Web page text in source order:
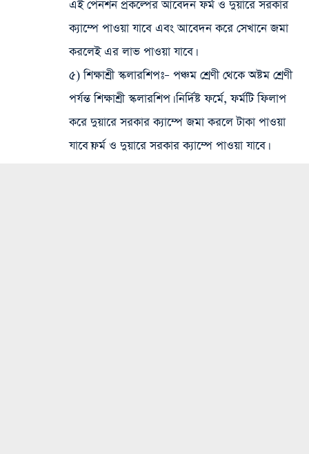
এই পেনশন প্রকল্পের আবেদন ফর্ম ও দুয়ারে সরকার
ক্যাম্পে পাওয়া যাবে এবং আবেদন করে সেখানে জমা
করলেই এর লাভ পাওয়া যাবে।
৫) শিক্ষাশ্রী স্কলারশিপঃ– পঞ্চম শ্রেণী থেকে অষ্টম শ্রেণী
পর্যন্ত শিক্ষাশ্রী স্কলারশিপ। নির্দিষ্ট ফর্মে, ফর্মটি ফিলাপ
করে দুয়ারে সরকার ক্যাম্পে জমা করলে টাকা পাওয়া
যাবে।ফর্ম ও দুয়ারে সরকার ক্যাম্পে পাওয়া যাবে।